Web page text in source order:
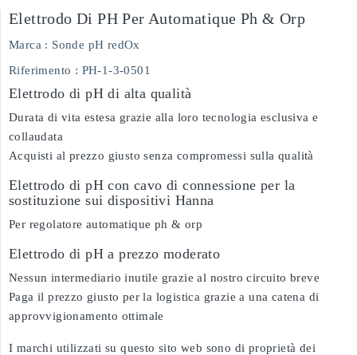
Elettrodo Di PH Per Automatique Ph & Orp
Marca : Sonde pH redOx
Riferimento : PH-1-3-0501
Elettrodo di pH di alta qualità
Durata di vita estesa grazie alla loro tecnologia esclusiva e
collaudata
Acquisti al prezzo giusto senza compromessi sulla qualità
Elettrodo di pH con cavo di connessione per la
sostituzione sui dispositivi Hanna
Per regolatore automatique ph & orp
Elettrodo di pH a prezzo moderato
Nessun intermediario inutile grazie al nostro circuito breve
Paga il prezzo giusto per la logistica grazie a una catena di
approvvigionamento ottimale
I marchi utilizzati su questo sito web sono di proprietà dei